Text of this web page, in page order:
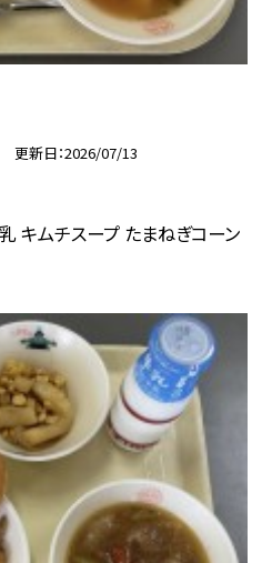
更新日 2026/07/13
ムチスープ たまねぎコーン